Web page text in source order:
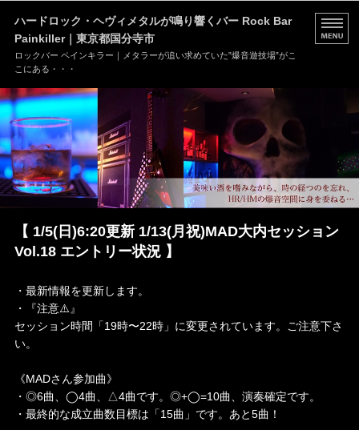
ハードロック・ヘヴィメタルが鳴り響くバー Rock Bar
Painkiller｜東京都国分寺市
ロックバー ペインキラー｜メタラーが追い求めていた”爆音遊技場”がこ
こにある・・・
HOME
MENU
店舗情報
ブログ
お問い合わせ
【 1/5(日)6:20更新 1/13(月祝)MAD大内セッション
Vol.18 エントリー状況 】
・最新情報を更新します。
・『注意⚠️』
セッション時間「19時〜22時」に変更されています。ご注意下さ
い。
《MADさん参加曲》
・◎6曲、◯4曲、△4曲です。◎+◯=10曲、演奏確定です。
・最終的な成立曲数目標は「15曲」です。あと5曲！